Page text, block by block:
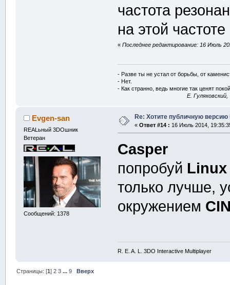
частота
на этой
«Последнее редактирование: 16 Июль
- Разве ты не устал от борьбы, от
- Нет.
- Как странно, ведь многие так ценят
E.
Evgen-san
REALьный 3DOшник
Ветеран
Сообщений: 1378
Re: Хотите публичную версию
« Ответ #14 : 16 Июль 2014,
Casper
попробуй
только лучше,
окружением
R. E. A. L. 3DO Interactive Multiplayer
Страницы: [1]2 3 ...9 Вверх